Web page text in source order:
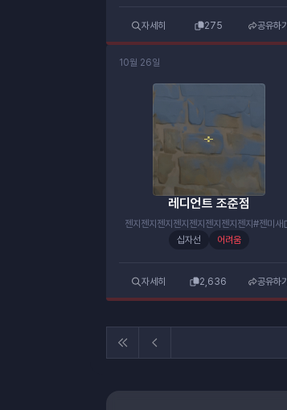
자세히 275 공유하기
10월 26일
레디언트 조준점
젠지젠지젠지젠지젠지젠지젠지젠지#젠미새
십자선
어려움
자세히 2,636 공유하기